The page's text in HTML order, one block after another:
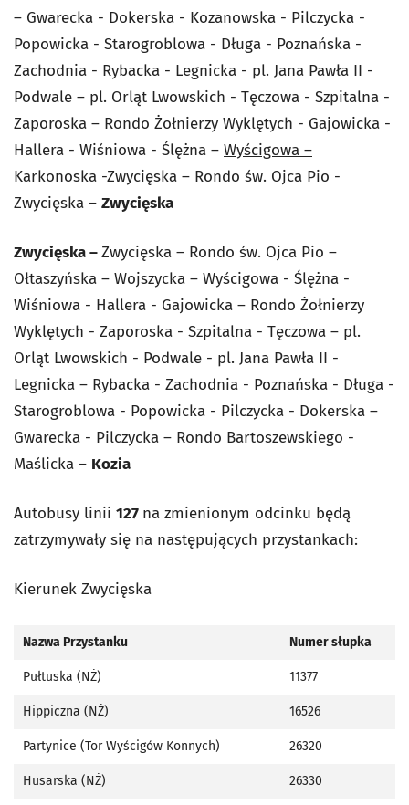
– Gwarecka - Dokerska - Kozanowska - Pilczycka -
Popowicka - Starogroblowa - Długa - Poznańska -
Zachodnia - Rybacka - Legnicka - pl. Jana Pawła II -
Podwale – pl. Orląt Lwowskich - Tęczowa - Szpitalna -
Zaporoska – Rondo Żołnierzy Wyklętych - Gajowicka -
Hallera - Wiśniowa - Ślężna – Wyścigowa –
Karkonoska -Zwycięska – Rondo św. Ojca Pio -
Zwycięska – Zwycięska
Zwycięska –Zwycięska – Rondo św. Ojca Pio –
Ołtaszyńska – Wojszycka – Wyścigowa - Ślężna -
Wiśniowa - Hallera - Gajowicka – Rondo Żołnierzy
Wyklętych - Zaporoska - Szpitalna - Tęczowa – pl.
Orląt Lwowskich - Podwale - pl. Jana Pawła II -
Legnicka – Rybacka - Zachodnia - Poznańska - Długa -
Starogroblowa - Popowicka - Pilczycka - Dokerska –
Gwarecka - Pilczycka – Rondo Bartoszewskiego -
Maślicka – Kozia
Autobusy linii 127 na zmienionym odcinku będą
zatrzymywały się na następujących przystankach:
Kierunek Zwycięska
Nazwa Przystanku Numer słupka
Pułtuska (NŻ) 11377
Hippiczna (NŻ) 16526
Partynice (Tor Wyścigów Konnych) 26320
Husarska (NŻ) 26330